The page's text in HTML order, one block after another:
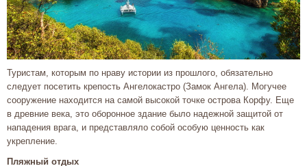
Туристам, которым по нраву истории из прошлого, обязательно
следует посетить крепость Ангелокастро (Замок Ангела). Могучее
сооружение находится на самой высокой точке острова Корфу. Еще
в древние века, это оборонное здание было надежной защитой от
нападения врага, и представляло собой особую ценность как
укрепление.
Пляжный отдых